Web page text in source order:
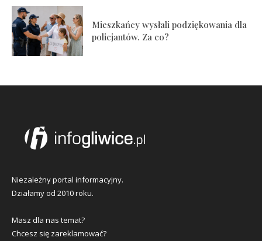
Mieszkańcy wysłali podziękowania dla
policjantów. Za co?
Niezależny portal informacyjny.
Działamy od 2010 roku.
Masz dla nas temat?
Chcesz się zareklamować?